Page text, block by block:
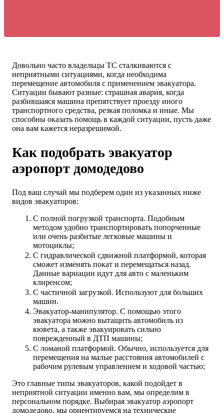
Довольно часто владельцы ТС сталкиваются с
неприятными ситуациями, когда необходима
перемещение автомобиля с применением эвакуатора.
Ситуации бывают разные: страшная авария, когда
разбившаяся машина препятствует проезду иного
транспортного средства, резкая поломка и иные. Мы
способны оказать помощь в каждой ситуации, пусть даже
она вам кажется неразрешимой.
Как подобрать эвакуатор
аэропорт домодедово
Под ваш случай мы подберем один из указанных ниже
видов эвакуаторов:
С полной погрузкой транспорта. Подобным
методом удобно транспортировать попорченные
или очень разбитые легковые машины и
мотоциклы;
С гидравлической сдвижной платформой, которая
сможет изменять покат и перемещаться назад.
Данные вариации идут для авто с маленьким
клиренсом;
С частичной загрузкой. Используют для больших
машин.
Эвакуатор-манипулятор. С помощью этого
эвакуатора можно вытащить автомобиль из
кювета, а также эвакуировать сильно
поврежденный в ДТП машины;
С ломаной платформой. Обычно, используется для
перемещения на малые расстояния автомобилей с
рабочим рулевым управлением и ходовой частью;
Это главные типы эвакуаторов, какой подойдет в
неприятной ситуации именно вам, мы определим в
персональном порядке. Выбирая эвакуатор аэропорт
домодедово, мы ориентируемся на технические